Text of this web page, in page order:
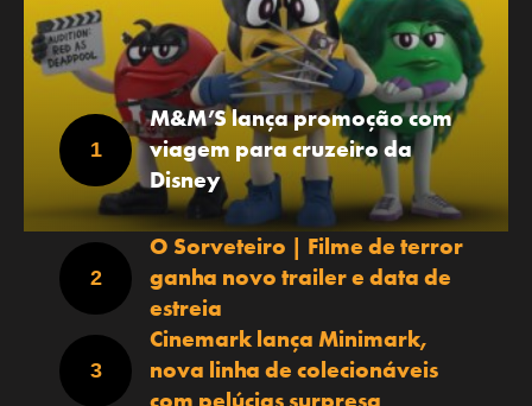
M&M’S lança promoção com
viagem para cruzeiro da
Disney
O Sorveteiro | Filme de terror
ganha novo trailer e data de
estreia
Cinemark lança Minimark,
nova linha de colecionáveis